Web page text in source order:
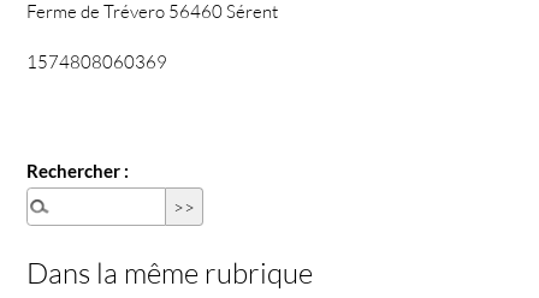
Ferme de Trévero 56460 Sérent
1574808060369
Rechercher :
Dans la même rubrique